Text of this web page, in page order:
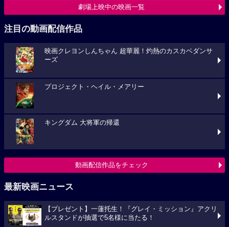
劇場上映中の映画一覧
注目の動画配信作品
映画クレヨンしんちゃん 超華麗！灼熱のカスカベダンサ
ーズ
プロジェクト・ヘイル・メアリー
キングダム 大将軍の帰還
動画配信作品をチェック
最新映画ニュース
【プレゼント】一蓮托生！『グレイ・ミッション』アクリ
ルスタンドが抽選で5名様に当たる！